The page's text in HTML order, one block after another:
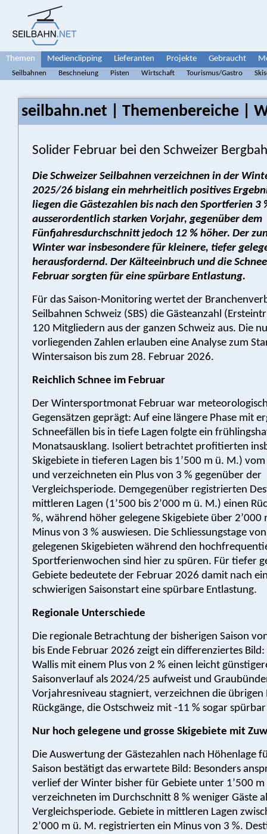
Themen Medienclipping Lieferanten Projekte Gebraucht
Seilbahnen Beschneiung Pisten Wirtschaft Tourismus/Gastro
seilbahn.net | Themenbereiche |
Solider Februar bei den Schweizer
Die Schweizer Seilbahnen verzeichnen in der
2025/26 bislang ein mehrheitlich positives
liegen die Gästezahlen bis nach den Sportferien 3
ausserordentlich starken Vorjahr, gegenüber dem
Fünfjahresdurchschnitt jedoch 12 % höher. Der
Winter war insbesondere für kleinere, tiefer
herausfordernd. Der Kälteeinbruch und die
Februar sorgten für eine spürbare Entlastung.
Für das Saison-Monitoring wertet der
Seilbahnen Schweiz (SBS) die Gästeanzahl
120 Mitgliedern aus der ganzen Schweiz aus. Die
vorliegenden Zahlen erlauben eine Analyse zum
Wintersaison bis zum 28. Februar 2026.
Reichlich Schnee im Februar
Der Wintersportmonat Februar war
Gegensätzen geprägt: Auf eine längere Phase mit
Schneefällen bis in tiefe Lagen folgte ein
Monatsausklang. Isoliert betrachtet profitierten
Skigebiete in tieferen Lagen bis 1’500 m ü. M.)
und verzeichneten ein Plus von 3 % gegenüber der
Vergleichsperiode. Demgegenüber registrierten
mittleren Lagen (1’500 bis 2’000 m ü. M.) einen
%, während höher gelegene Skigebiete über 2’000
Minus von 3 % auswiesen. Die Schliessungstage
gelegenen Skigebieten während den
Sportferienwochen sind hier zu spüren. Für tiefer
Gebiete bedeutete der Februar 2026 damit nach
schwierigen Saisonstart eine spürbare Entlastung.
Regionale Unterschiede
Die regionale Betrachtung der bisherigen Saison
bis Ende Februar 2026 zeigt ein differenziertes
Wallis mit einem Plus von 2 % einen leicht
Saisonverlauf als 2024/25 aufweist und
Vorjahresniveau stagniert, verzeichnen die übrigen
Rückgänge, die Ostschweiz mit -11 % sogar
Nur hoch gelegene und grosse Skigebiete mit
Die Auswertung der Gästezahlen nach Höhenlage
Saison bestätigt das erwartete Bild: Besonders
verlief der Winter bisher für Gebiete unter 1’500 m
verzeichneten im Durchschnitt 8 % weniger Gäste
Vergleichsperiode. Gebiete in mittleren Lagen
2’000 m ü. M. registrierten ein Minus von 3 %.